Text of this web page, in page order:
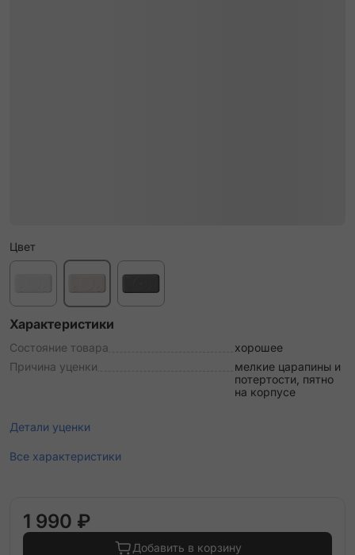
Цвет
Характеристики
Состояние товара
хорошее
Причина уценки
мелкие царапины и
потертости, пятно
на корпусе
Детали уценки
Все характеристики
1 990 ₽
Добавить в корзину